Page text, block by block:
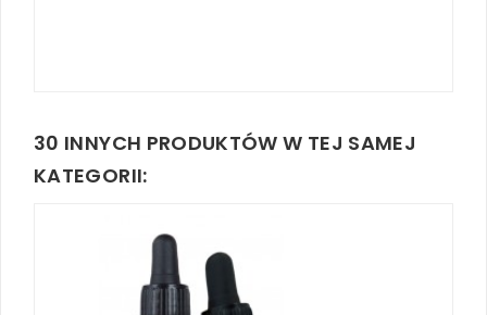
30 INNYCH PRODUKTÓW W TEJ SAMEJ
KATEGORII: